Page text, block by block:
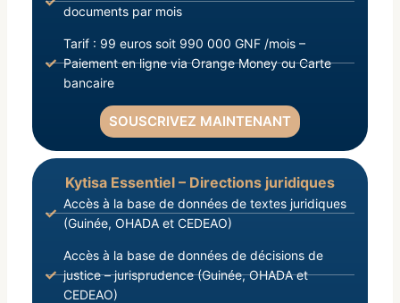
documents par mois
Tarif : 99 euros soit 990 000 GNF /mois –
Paiement en ligne via Orange Money ou Carte
bancaire
SOUSCRIVEZ MAINTENANT
Kytisa Essentiel – Directions juridiques
Accès à la base de données de textes juridiques
(Guinée, OHADA et CEDEAO)
Accès à la base de données de décisions de
justice – jurisprudence (Guinée, OHADA et
CEDEAO)